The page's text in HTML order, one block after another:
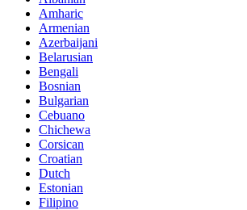
Amharic
Armenian
Azerbaijani
Belarusian
Bengali
Bosnian
Bulgarian
Cebuano
Chichewa
Corsican
Croatian
Dutch
Estonian
Filipino